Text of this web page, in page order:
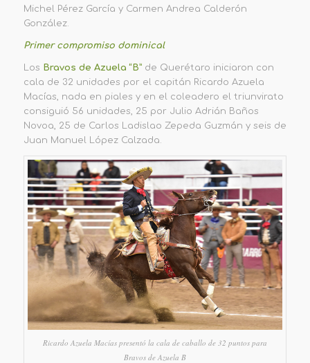
Michel Pérez García y Carmen Andrea Calderón
González.
Primer compromiso dominical
Los Bravos de Azuela “B” de Querétaro iniciaron con
cala de 32 unidades por el capitán Ricardo Azuela
Macías, nada en piales y en el coleadero el triunvirato
consiguió 56 unidades, 25 por Julio Adrián Baños
Novoa, 25 de Carlos Ladislao Zepeda Guzmán y seis de
Juan Manuel López Calzada.
Ricardo Azuela Macías presentó la cala de caballo de 32 puntos para
Bravos de Azuela B